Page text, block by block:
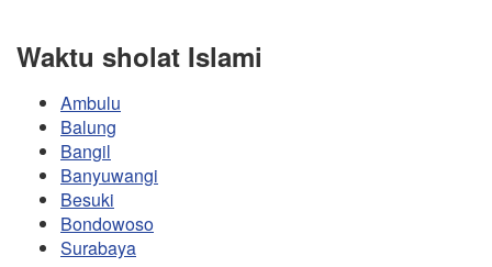
Waktu sholat Islami
Ambulu
Balung
Bangil
Banyuwangi
Besuki
Bondowoso
Surabaya